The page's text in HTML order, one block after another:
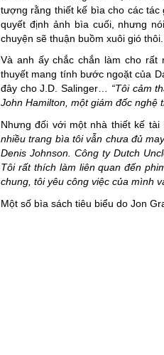
tượng rằng thiết kế bìa cho các
quyết định ảnh bìa cuối, nhưng
chuyện sẽ thuận buồm xuôi gió thôi.
Và anh ấy chắc chắn làm cho rất
thuyết mang tính bước ngoặt của
đây cho J.D. Salinger… “Tôi cảm
John Hamilton, một giám đốc nghệ
Nhưng đối với một nhà thiết kế
nhiều trang bìa tôi vẫn chưa đủ
Denis Johnson. Công ty Dutch
Tôi rất thích làm liên quan đến
chung, tôi yêu công việc của mình
Một số bìa sách tiêu biểu do Jon